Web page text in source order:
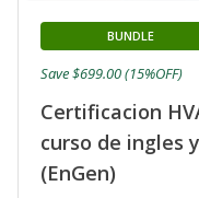
Certificacion
curso de ingles
(EnGen)
BUNDLE
Save $699.00 (15%OFF)